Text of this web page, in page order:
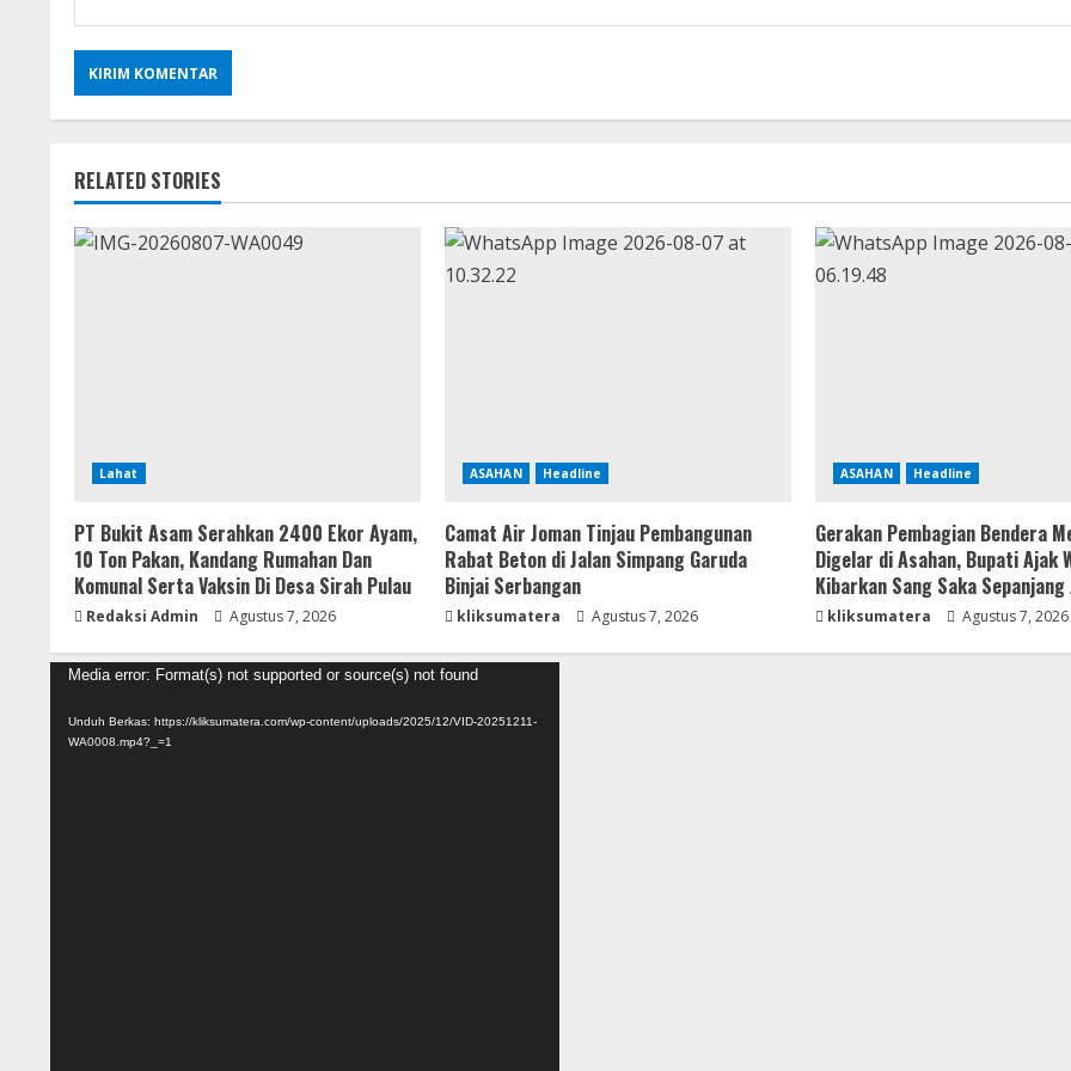
RELATED STORIES
Lahat
PT Bukit Asam Serahkan 2400 Ekor Ayam,
10 Ton Pakan, Kandang Rumahan Dan
Komunal Serta Vaksin Di Desa Sirah Pulau
Redaksi Admin Agustus 7, 2026
ASAHAN Headline
Camat Air Joman Tinjau Pembangunan
Rabat Beton di Jalan Simpang Garuda
Binjai Serbangan
kliksumatera Agustus 7, 2026
ASAHAN Headline
Gerakan Pembagian Bendera
Digelar di Asahan, Bupati Ajak
Kibarkan Sang Saka
kliksumatera Agustus 7, 2026
Pemutar
Media error: Format(s) not supported or source(s) not found
Unduh Berkas: https://kliksumatera.com/wp-content/uploads/2025/12/VID-20251211-
WA0008.mp4?_=1